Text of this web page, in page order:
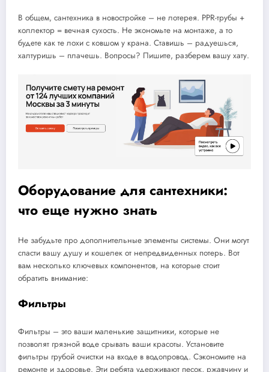
В общем, сантехника в новостройке – не лотерея. PPR-трубы +
коллектор = вечная сухость. Не экономьте на монтаже, а то
будете как те лохи с ковшом у крана. Ставишь – радуешься,
халтуришь – плачешь. Вопросы? Пишите, разберем вашу хату.
Оборудование для сантехники:
что еще нужно знать
Не забудьте про дополнительные элементы системы. Они могут
спасти вашу душу и кошелек от непредвиденных потерь. Вот
вам несколько ключевых компонентов, на которые стоит
обратить внимание:
Фильтры
Фильтры – это ваши маленькие защитники, которые не
позволят грязной воде срывать ваши красоты. Установите
фильтры грубой очистки на входе в водопровод. Сэкономите на
ремонте и здоровье. Эти ребята удерживают песок, ржавчину и